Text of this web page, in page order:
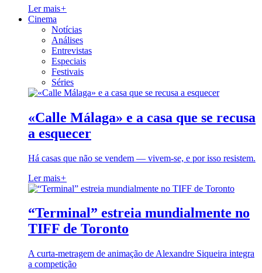
Ler mais+
Cinema
Notícias
Análises
Entrevistas
Especiais
Festivais
Séries
«Calle Málaga» e a casa que se recusa
a esquecer
Há casas que não se vendem — vivem-se, e por isso resistem.
Ler mais+
“Terminal” estreia mundialmente no
TIFF de Toronto
A curta-metragem de animação de Alexandre Siqueira integra
a competição